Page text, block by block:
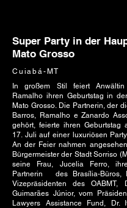
Super Party in der
Mato Grosso
Cuiabá-MT
In großem Stil feiert Anwältin
Ramalho ihren Geburtstag in
Mato Grosso. Die Partnerin, der
Barros, Ramalho e Zanardo
gehört, feierte ihren Geburtstag
17. Juli auf einer luxuriösen
An der Feier nahmen
Bürgermeister der Stadt Sorriso
seine Frau, Jucelia Ferro,
Partnerin des Brasília-Büros,
Vizepräsidenten des OABMT,
Guimarães Júnior, vom
Lawyers Assistance Fund, Dr.